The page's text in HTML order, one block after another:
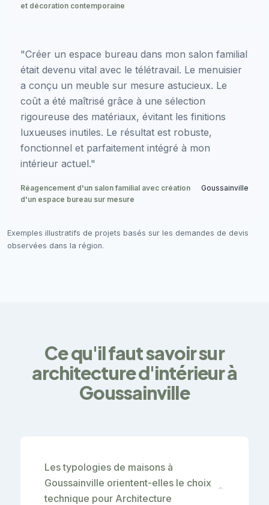
et décoration contemporaine
"Créer un espace bureau dans mon salon familial
était devenu vital avec le télétravail. Le menuisier
a conçu un meuble sur mesure astucieux. Le
coût a été maîtrisé grâce à une sélection
rigoureuse des matériaux, évitant les finitions
luxueuses inutiles. Le résultat est robuste,
fonctionnel et parfaitement intégré à mon
intérieur actuel."
Réagencement d'un salon familial avec création
d'un espace bureau sur mesure
Goussainville
Exemples illustratifs de projets basés sur les demandes de devis
observées dans la région.
Ce qu'il faut savoir sur
architecture d'intérieur à
Goussainville
Les typologies de maisons à
Goussainville orientent-elles le choix
technique pour Architecture
⌄